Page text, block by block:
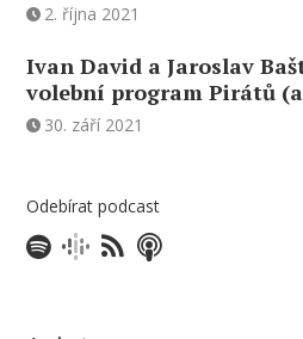
2. října 2021
Ivan David a Jaroslav
volební program Pirátů
30. září 2021
Odebírat podcast